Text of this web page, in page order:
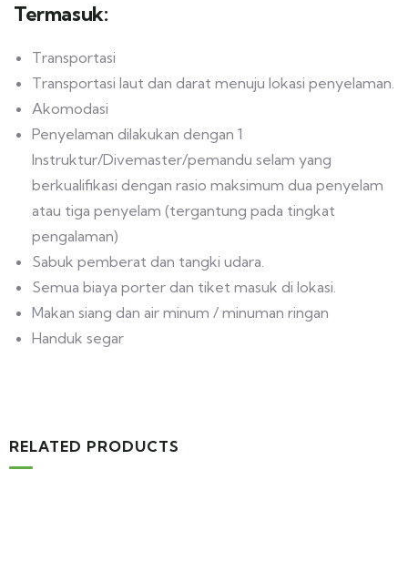
Termasuk:
Transportasi
Transportasi laut dan darat menuju lokasi penyelaman.
Akomodasi
Penyelaman dilakukan dengan 1
Instruktur/Divemaster/pemandu selam yang
berkualifikasi dengan rasio maksimum dua penyelam
atau tiga penyelam (tergantung pada tingkat
pengalaman)
Sabuk pemberat dan tangki udara.
Semua biaya porter dan tiket masuk di lokasi.
Makan siang dan air minum / minuman ringan
Handuk segar
RELATED PRODUCTS